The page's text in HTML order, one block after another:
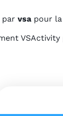
par vsa pour